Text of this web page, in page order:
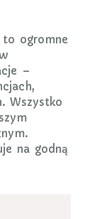
ogromne
–
Wszystko
na godną